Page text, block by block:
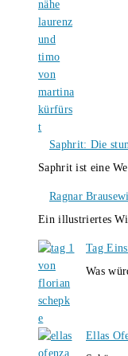
Saphrit: Die
Saphrit ist eine
Ragnar
Ein illustriertes
Tag
Was
Ellas